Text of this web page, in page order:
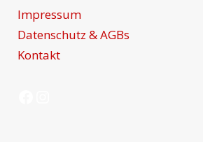
Impressum
Datenschutz & AGBs
Kontakt